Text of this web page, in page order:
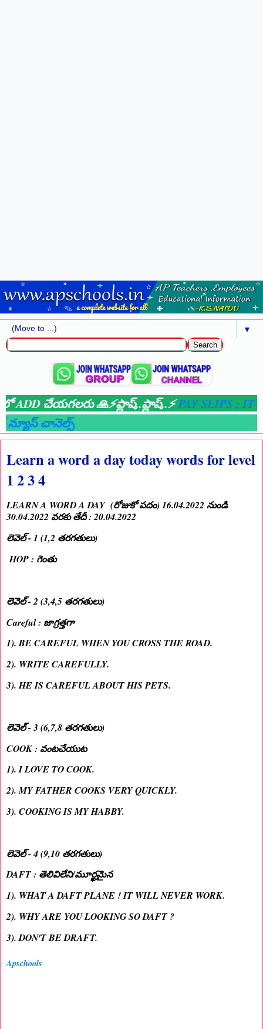
▼
చేయగలరు 🙏⚡ప్లాష్..ప్లాష్..⚡PAY SLIPS ;IT
చానెల్స్
Learn a word a day today words for level
1 2 3 4
LEARN A WORD A DAY (రోజుకో పదం) 16.04.2022 నుండి
30.04.2022 వరకు తేదీ : 20.04.2022
లెవెల్ - 1 (1,2 తరగతులు)
HOP : గెంతు
లెవెల్ - 2 (3,4,5 తరగతులు)
Careful : జాగ్రత్తగా
1). BE CAREFUL WHEN YOU CROSS THE ROAD.
2). WRITE CAREFULLY.
3). HE IS CAREFUL ABOUT HIS PETS.
లెవెల్ - 3 (6,7,8 తరగతులు)
COOK : వంటచేయుట
1). I LOVE TO COOK.
2). MY FATHER COOKS VERY QUICKLY.
3). COOKING IS MY HABBY.
లెవెల్ - 4 (9,10 తరగతులు)
DAFT : తెలివిలేని/మూర్ఖమైన
1). WHAT A DAFT PLANE ! IT WILL NEVER WORK.
2). WHY ARE YOU LOOKING SO DAFT ?
3). DON'T BE DRAFT.
Apschools